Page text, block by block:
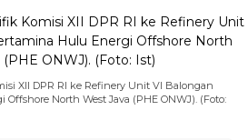
XII DPR RI ke Refinery Unit VI Balongan
North West Java (PHE ONWJ). (Foto: